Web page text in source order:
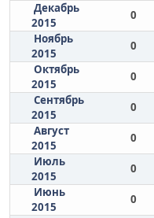
Декабрь
2015
0
Ноябрь
2015
0
Октябрь
2015
0
Сентябрь
2015
0
Август
2015
0
Июль
2015
0
Июнь
2015
0